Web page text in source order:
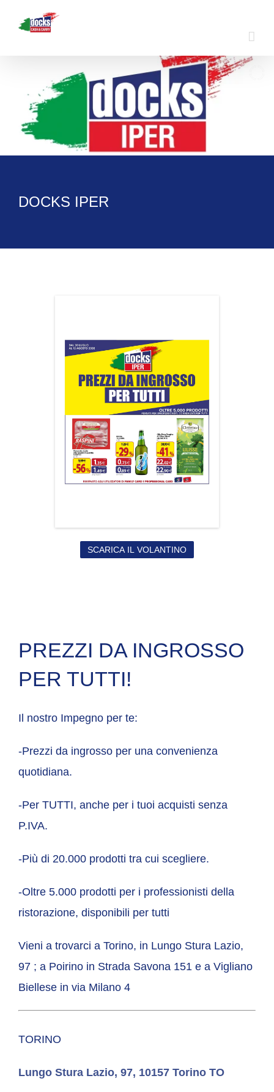
DOCKS IPER
SCARICA IL VOLANTINO
PREZZI DA INGROSSO
PER TUTTI!
Il nostro Impegno per te:
-Prezzi da ingrosso per una convenienza
quotidiana.
-Per TUTTI, anche per i tuoi acquisti senza
P.IVA.
-Più di 20.000 prodotti tra cui scegliere.
-Oltre 5.000 prodotti per i professionisti della
ristorazione, disponibili per tutti
Vieni a trovarci a Torino, in Lungo Stura Lazio,
97 ; a Poirino in Strada Savona 151 e a Vigliano
Biellese in via Milano 4
TORINO
Lungo Stura Lazio, 97, 10157 Torino TO